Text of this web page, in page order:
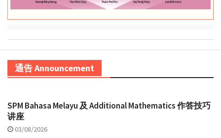
通告 Announcement
SPM Bahasa Melayu 及 Additional Mathematics 作答技巧
讲座
03/08/2026